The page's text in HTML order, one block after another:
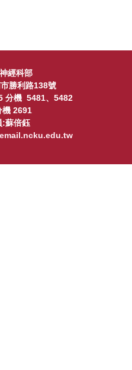
經科部
勝利路138號
分機 5481、5482
機 2691
:蘇倍鈺